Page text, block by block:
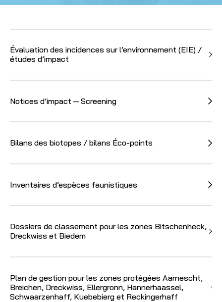
Évaluation des incidences sur l’environnement (EIE) /
études d’impact
Notices d’impact — Screening
Bilans des biotopes / bilans Éco-points
Inventaires d’espèces faunistiques
Dossiers de classement pour les zones Bitschenheck,
Dreckwiss et Biedem
Plan de gestion pour les zones protégées Aarnescht,
Breichen, Dreckwiss, Ellergronn, Hannerhaassel,
Schwaarzenhaff, Kuebebierg et Reckingerhaff